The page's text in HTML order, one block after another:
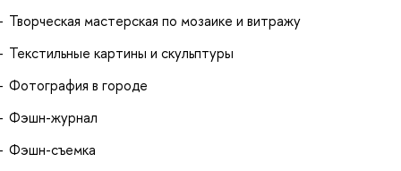
Творческая мастерская по мозаике и витражу
Текстильные картины и скульптуры
Фотография в городе
Фэшн-журнал
Фэшн-съемка